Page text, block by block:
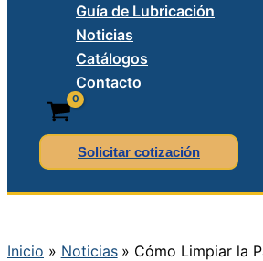
Guía de Lubricación
Noticias
Catálogos
Contacto
Solicitar cotización
Inicio Noticias Cómo Limpiar la